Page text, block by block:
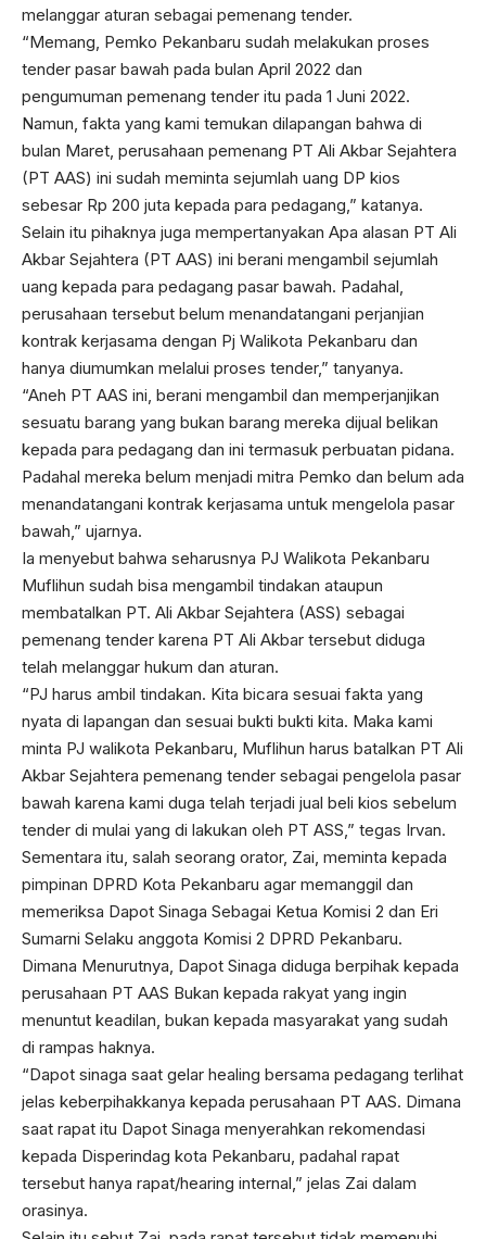
melanggar aturan sebagai pemenang tender.
“Memang, Pemko Pekanbaru sudah melakukan proses
tender pasar bawah pada bulan April 2022 dan
pengumuman pemenang tender itu pada 1 Juni 2022.
Namun, fakta yang kami temukan dilapangan bahwa di
bulan Maret, perusahaan pemenang PT Ali Akbar Sejahtera
(PT AAS) ini sudah meminta sejumlah uang DP kios
sebesar Rp 200 juta kepada para pedagang,” katanya.
Selain itu pihaknya juga mempertanyakan Apa alasan PT Ali
Akbar Sejahtera (PT AAS) ini berani mengambil sejumlah
uang kepada para pedagang pasar bawah. Padahal,
perusahaan tersebut belum menandatangani perjanjian
kontrak kerjasama dengan Pj Walikota Pekanbaru dan
hanya diumumkan melalui proses tender,” tanyanya.
“Aneh PT AAS ini, berani mengambil dan memperjanjikan
sesuatu barang yang bukan barang mereka dijual belikan
kepada para pedagang dan ini termasuk perbuatan pidana.
Padahal mereka belum menjadi mitra Pemko dan belum ada
menandatangani kontrak kerjasama untuk mengelola pasar
bawah,” ujarnya.
Ia menyebut bahwa seharusnya PJ Walikota Pekanbaru
Muflihun sudah bisa mengambil tindakan ataupun
membatalkan PT. Ali Akbar Sejahtera (ASS) sebagai
pemenang tender karena PT Ali Akbar tersebut diduga
telah melanggar hukum dan aturan.
“PJ harus ambil tindakan. Kita bicara sesuai fakta yang
nyata di lapangan dan sesuai bukti bukti kita. Maka kami
minta PJ walikota Pekanbaru, Muflihun harus batalkan PT Ali
Akbar Sejahtera pemenang tender sebagai pengelola pasar
bawah karena kami duga telah terjadi jual beli kios sebelum
tender di mulai yang di lakukan oleh PT ASS,” tegas Irvan.
Sementara itu, salah seorang orator, Zai, meminta kepada
pimpinan DPRD Kota Pekanbaru agar memanggil dan
memeriksa Dapot Sinaga Sebagai Ketua Komisi 2 dan Eri
Sumarni Selaku anggota Komisi 2 DPRD Pekanbaru.
Dimana Menurutnya, Dapot Sinaga diduga berpihak kepada
perusahaan PT AAS Bukan kepada rakyat yang ingin
menuntut keadilan, bukan kepada masyarakat yang sudah
di rampas haknya.
“Dapot sinaga saat gelar healing bersama pedagang terlihat
jelas keberpihakkanya kepada perusahaan PT AAS. Dimana
saat rapat itu Dapot Sinaga menyerahkan rekomendasi
kepada Disperindag kota Pekanbaru, padahal rapat
tersebut hanya rapat/hearing internal,” jelas Zai dalam
orasinya.